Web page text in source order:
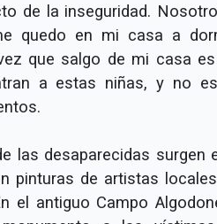
de la inseguridad.
quedo en mi casa a
que salgo de mi casa
a estas niñas, y no
las desaparecidas surgen
pinturas de artistas
el antiguo Campo